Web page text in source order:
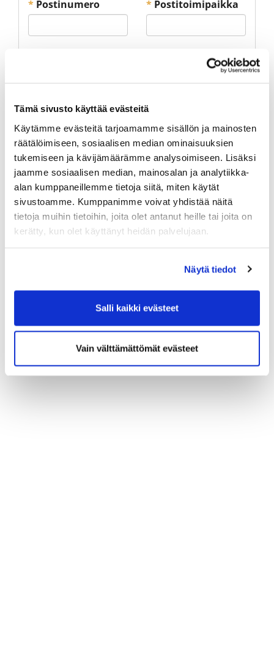
Tämä sivusto käyttää evästeitä
Käytämme evästeitä tarjoamamme sisällön ja mainosten
räätälöimiseen, sosiaalisen median ominaisuuksien
tukemiseen ja kävijämäärämme analysoimiseen. Lisäksi
jaamme sosiaalisen median, mainosalan ja analytiikka-
alan kumppaneillemme tietoja siitä, miten käytät
sivustoamme. Kumppanimme voivat yhdistää näitä
tietoja muihin tietoihin, joita olet antanut heille tai joita on
kerätty, kun olet käyttänyt heidän palvelujaan.
Näytä tiedot
Salli kaikki evästeet
Vain välttämättömät evästeet
* Postinumero * Postitoimipaikka
Olen lukenuttietosuojaselosteen ja
hyväksyn henkilötietojeni käsittelyn
Lähetä